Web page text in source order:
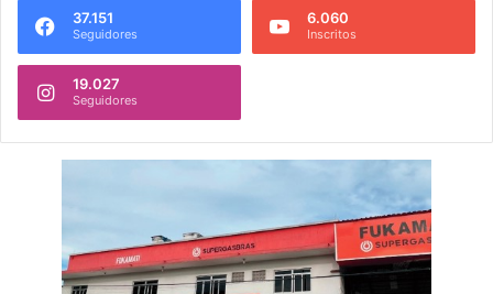
37.151
Seguidores
6.060
Inscritos
19.027
Seguidores